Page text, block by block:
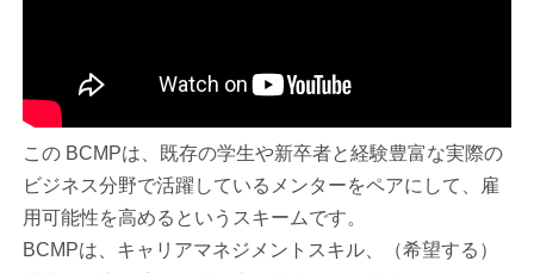
この BCMPは、既存の学生や新卒者と経験豊富な実際の
ビジネス分野で活躍しているメンターをペアにして、雇
用可能性を高めるというスキームです。
BCMPは、キャリアマネジメントスキル、（希望する）